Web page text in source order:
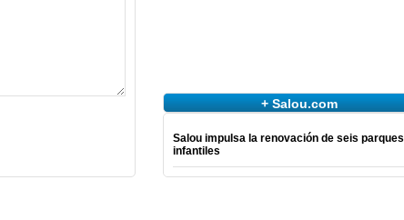
+ Salou.com
Salou impulsa la renovación de seis parques
infantiles